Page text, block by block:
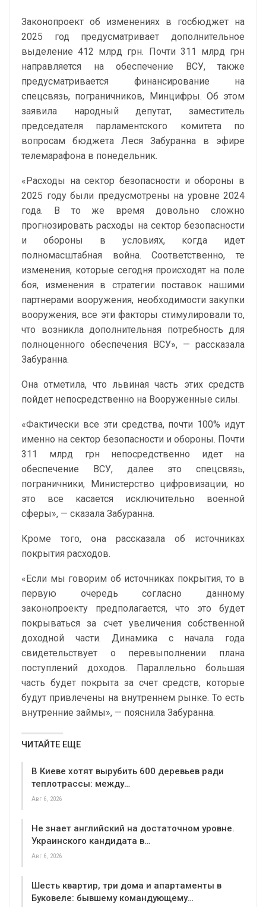
Законопроект об изменениях в госбюджет на
2025 год предусматривает дополнительное
выделение 412 млрд грн. Почти 311 млрд грн
направляется на обеспечение ВСУ, также
предусматривается финансирование на
спецсвязь, пограничников, Минцифры. Об этом
заявила народный депутат, заместитель
председателя парламентского комитета по
вопросам бюджета Леся Забуранна в эфире
телемарафона в понедельник.
«Расходы на сектор безопасности и обороны в
2025 году были предусмотрены на уровне 2024
года. В то же время довольно сложно
прогнозировать расходы на сектор безопасности
и обороны в условиях, когда идет
полномасштабная война. Соответственно, те
изменения, которые сегодня происходят на поле
боя, изменения в стратегии поставок нашими
партнерами вооружения, необходимости закупки
вооружения, все эти факторы стимулировали то,
что возникла дополнительная потребность для
полноценного обеспечения ВСУ», — рассказала
Забуранна.
Она отметила, что львиная часть этих средств
пойдет непосредственно на Вооруженные силы.
«Фактически все эти средства, почти 100% идут
именно на сектор безопасности и обороны. Почти
311 млрд грн непосредственно идет на
обеспечение ВСУ, далее это спецсвязь,
пограничники, Министерство цифровизации, но
это все касается исключительно военной
сферы», — сказала Забуранна.
Кроме того, она рассказала об источниках
покрытия расходов.
«Если мы говорим об источниках покрытия, то в
первую очередь согласно данному
законопроекту предполагается, что это будет
покрываться за счет увеличения собственной
доходной части. Динамика с начала года
свидетельствует о перевыполнении плана
поступлений доходов. Параллельно большая
часть будет покрыта за счет средств, которые
будут привлечены на внутреннем рынке. То есть
внутренние займы», — пояснила Забуранна.
ЧИТАЙТЕ ЕЩЕ
В Киеве хотят вырубить 600 деревьев ради
теплотрассы: между…
Авг 6, 2026
Не знает английский на достаточном уровне.
Украинского кандидата в…
Авг 6, 2026
Шесть квартир, три дома и апартаменты в
Буковеле: бывшему командующему…